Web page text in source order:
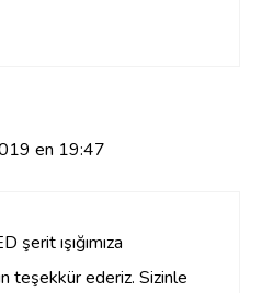
en 19:47
şerit ışığımıza
teşekkür ederiz. Sizinle